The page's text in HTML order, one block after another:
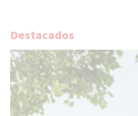
Destacados